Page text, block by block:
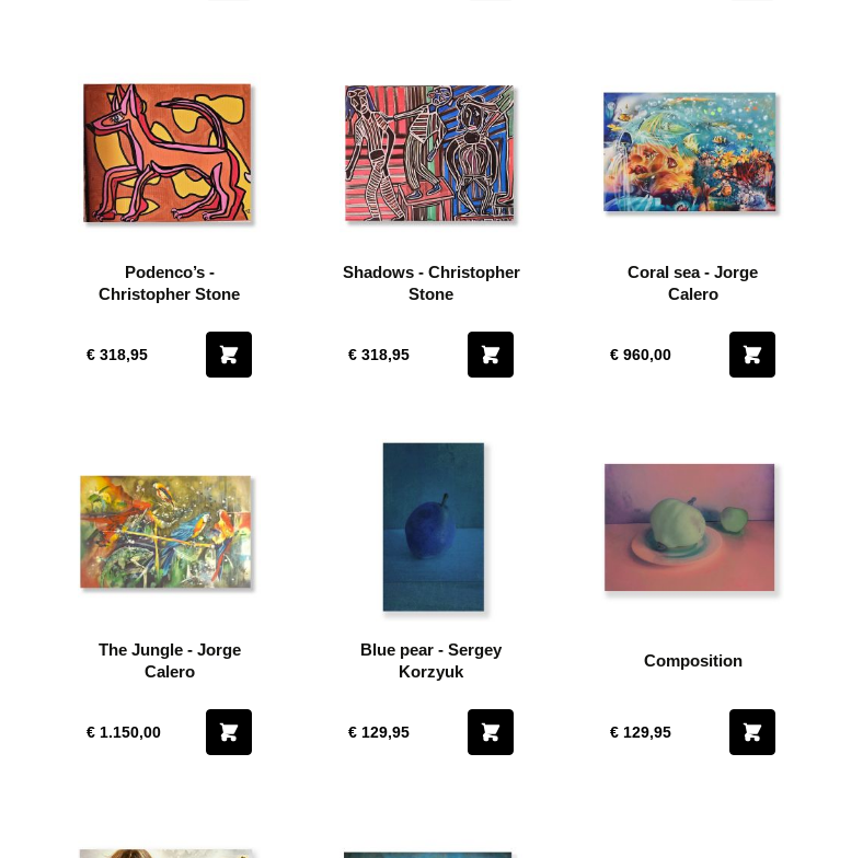
Podenco’s -
Christopher Stone
€ 318,95
Shadows - Christopher
Stone
€ 318,95
Coral sea - Jorge
Calero
€ 960,00
The Jungle - Jorge
Calero
€ 1.150,00
Blue pear - Sergey
Korzyuk
€ 129,95
Composition
€ 129,95